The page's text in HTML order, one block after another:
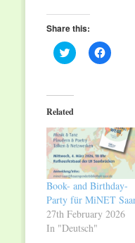
Share this:
Click
to
(Opens
in
new
Click
to
Related
Book- and Birthday-
Party für MiNET
27th February 2026
In "Deutsch"